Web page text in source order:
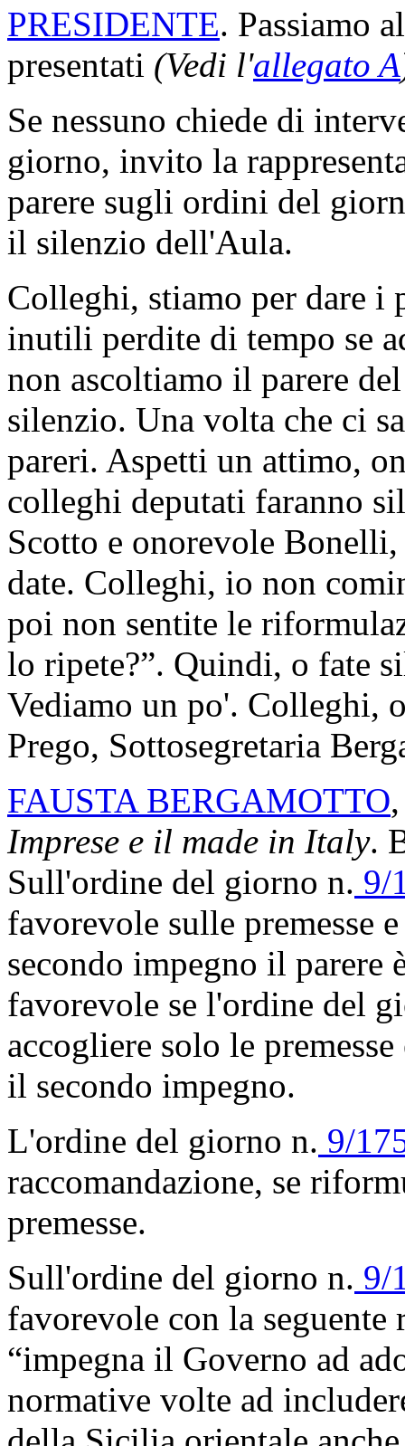
PRESIDENTE. Passiamo
presentati (Vedi l'allegato A
Se nessuno chiede di
giorno, invito la
parere sugli ordini del
il silenzio dell'Aula.
Colleghi, stiamo per dare i
inutili perdite di tempo se
non ascoltiamo il parere
silenzio. Una volta che ci
pareri. Aspetti un attimo,
colleghi deputati faranno
Scotto e onorevole
date. Colleghi, io non
poi non sentite le
lo ripete?”. Quindi, o fate
Vediamo un po'. Colleghi,
Prego, Sottosegretaria
FAUSTA BERGAMOTTO,
Imprese e il made in Italy.
Sull'ordine del giorno n. 9/
favorevole sulle premesse
secondo impegno il parere
favorevole se l'ordine del
accogliere solo le
il secondo impegno.
L'ordine del giorno n. 9/
raccomandazione, se
premesse.
Sull'ordine del giorno n. 9/
favorevole con la
“impegna il Governo ad
normative volte ad